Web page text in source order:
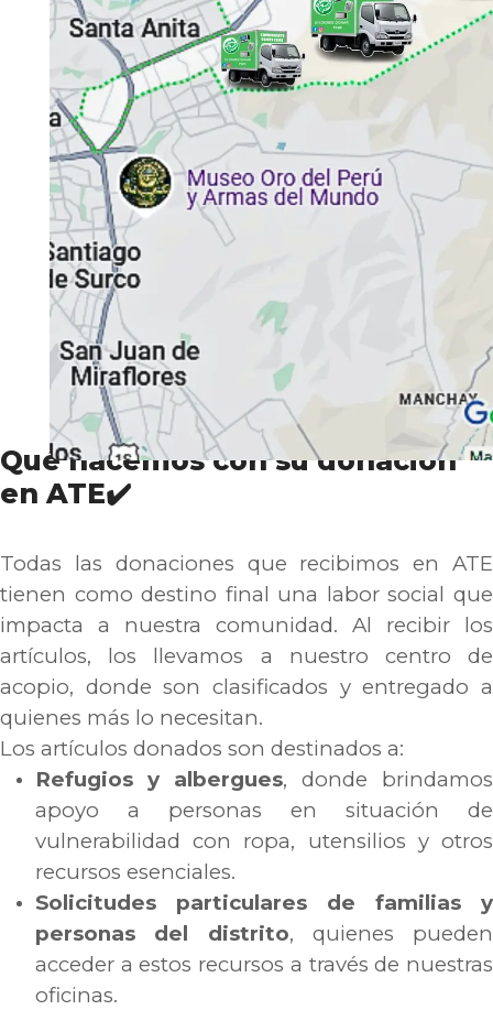
Qué hacemos con su donación
en ATE✔️
Todas las donaciones que recibimos en ATE
tienen como destino final una labor social que
impacta a nuestra comunidad. Al recibir los
artículos, los llevamos a nuestro centro de
acopio, donde son clasificados y entregado a
quienes más lo necesitan.
Los artículos donados son destinados a:
Refugios y albergues, donde brindamos
apoyo a personas en situación de
vulnerabilidad con ropa, utensilios y otros
recursos esenciales.
Solicitudes particulares de familias y
personas del distrito, quienes pueden
acceder a estos recursos a través de nuestras
oficinas.